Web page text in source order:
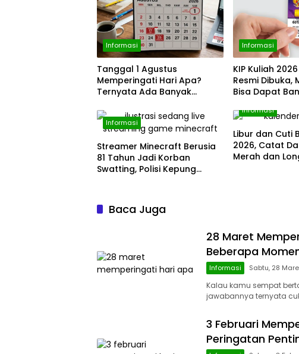
Informasi
Tanggal 1 Agustus
Memperingati Hari Apa?
Ternyata Ada Banyak
ASI Sedunia hingga Hari
World Wide Web
Informasi
KIP Kuliah
Resmi Dibuka,
Bisa Dapat
Informasi
Streamer Minecraft Berusia
81 Tahun Jadi Korban
Swatting, Polisi Kepung
Informasi
Libur dan Cuti
2026, Catat
Merah dan
Baca Juga
28 Maret
Beberapa
Informasi Sabtu, 28
Kalau kamu sempat
jawabannya ternyata
3 Februari
Peringatan